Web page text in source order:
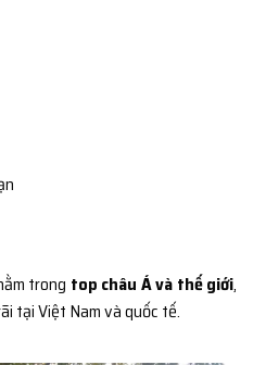
trong top châu Á và thế giới,
tại Việt Nam và quốc tế.